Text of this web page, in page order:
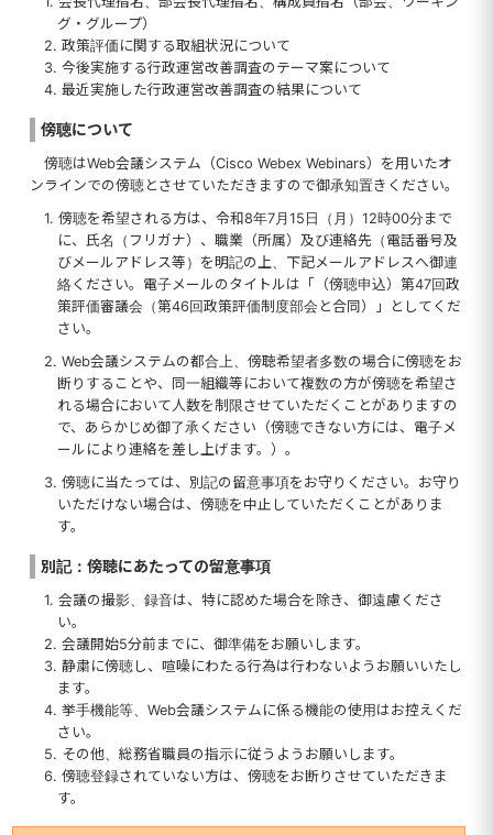
グ・グループ）
2. 政策評価に関する取組状況について
3. 今後実施する行政運営改善調査のテーマ案について
4. 最近実施した行政運営改善調査の結果について
傍聴について
傍聴はWeb会議システム（Cisco Webex Webinars）を用いたオ
ンラインでの傍聴とさせていただきますので御承知置きください。
1. 傍聴を希望される方は、令和8年7月15日（月）12時00分まで
に、氏名（フリガナ）、職業（所属）及び連絡先（電話番号及
びメールアドレス等）を明記の上、下記メールアドレスへ御連
絡ください。電子メールのタイトルは「（傍聴申込）第47回政
策評価審議会（第46回政策評価制度部会と合同）」としてくだ
さい。
2. Web会議システムの都合上、傍聴希望者多数の場合に傍聴をお
断りすることや、同一組織等において複数の方が傍聴を希望さ
れる場合において人数を制限させていただくことがありますの
で、あらかじめ御了承ください（傍聴できない方には、電子メ
ールにより連絡を差し上げます。）。
3. 傍聴に当たっては、別記の留意事項をお守りください。お守り
いただけない場合は、傍聴を中止していただくことがありま
す。
別記：傍聴にあたっての留意事項
1. 会議の撮影、録音は、特に認めた場合を除き、御遠慮くださ
い。
2. 会議開始5分前までに、御準備をお願いします。
3. 静粛に傍聴し、喧噪にわたる行為は行わないようお願いいたし
ます。
4. 挙手機能等、Web会議システムに係る機能の使用はお控えくだ
さい。
5. その他、総務省職員の指示に従うようお願いします。
6. 傍聴登録されていない方は、傍聴をお断りさせていただきま
す。